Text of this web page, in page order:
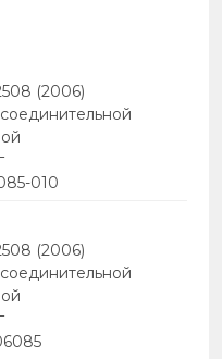
(2006)
010
(2006)